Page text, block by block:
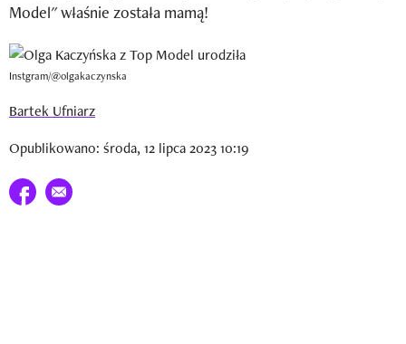
Model" właśnie została mamą!
Instgram/@olgakaczynska
Bartek Ufniarz
Opublikowano: środa, 12 lipca 2023 10:19
Udostępnij na facebook
E-mail do przyjaciela